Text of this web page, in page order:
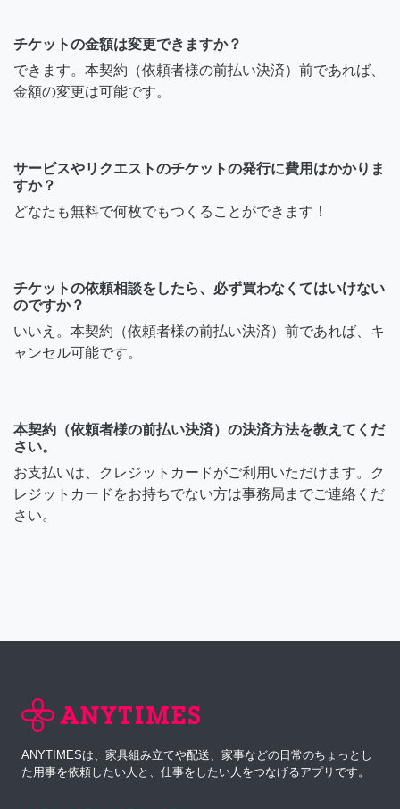
チケットの金額は変更できますか？
できます。本契約（依頼者様の前払い決済）前であれば、
金額の変更は可能です。
サービスやリクエストのチケットの発行に費用はかかりま
すか？
どなたも無料で何枚でもつくることができます！
チケットの依頼相談をしたら、必ず買わなくてはいけない
のですか？
いいえ。本契約（依頼者様の前払い決済）前であれば、キ
ャンセル可能です。
本契約（依頼者様の前払い決済）の決済方法を教えてくだ
さい。
お支払いは、クレジットカードがご利用いただけます。ク
レジットカードをお持ちでない方は事務局までご連絡くだ
さい。
ANYTIMESは、家具組み立てや配送、家事などの日常のちょっとし
た用事を依頼したい人と、仕事をしたい人をつなげるアプリです。